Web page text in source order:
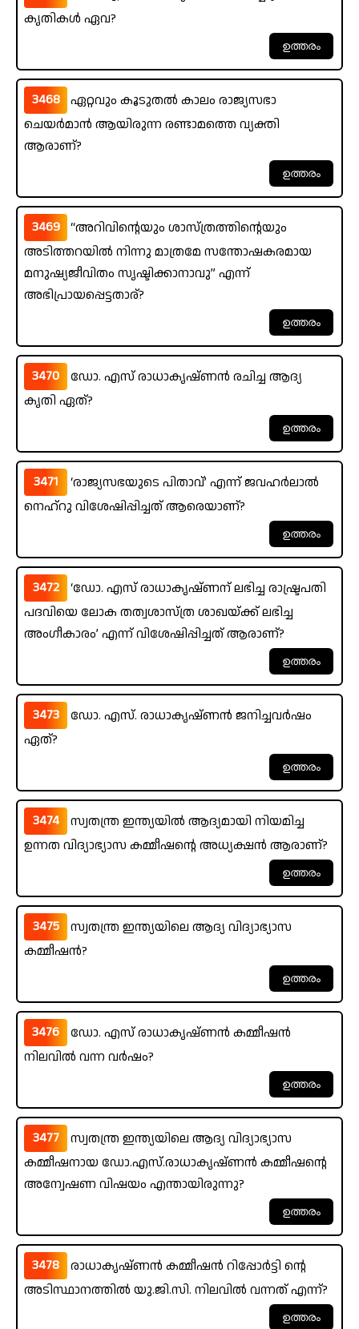
കൃതികൾ ഏവ?
3468 ഏറ്റവും കൂടുതൽ കാലം രാജ്യസഭാ
ചെയർമാൻ ആയിരുന്ന രണ്ടാമത്തെ വ്യക്തി
ആരാണ്?
3469 “അറിവിന്റെയും ശാസ്ത്രത്തിന്റെയും
അടിത്തറയിൽ നിന്നു മാത്രമേ സന്തോഷകരമായ
മനുഷ്യജീവിതം സൃഷ്ടിക്കാനാവു” എന്ന്
അഭിപ്രായപ്പെട്ടതാര്?
3470
ഡോ. എസ് രാധാകൃഷ്ണൻ രചിച്ച ആദ്യ
കൃതി ഏത്?
3471
‘രാജ്യസഭയുടെ പിതാവ്’ എന്ന് ജവഹർലാൽ
നെഹ്റു വിശേഷിപ്പിച്ചത് ആരെയാണ്?
3472
‘ഡോ. എസ് രാധാകൃഷ്ണന് ലഭിച്ച രാഷ്ട്രപതി
പദവിയെ ലോക തത്വശാസ്ത്ര ശാഖയ്ക്ക് ലഭിച്ച
അംഗീകാരം’ എന്ന് വിശേഷിപ്പിച്ചത് ആരാണ്?
3473
ഡോ. എസ്. രാധാകൃഷ്ണൻ ജനിച്ചവർഷം
ഏത്?
3474
സ്വതന്ത്ര ഇന്ത്യയിൽ ആദ്യമായി നിയമിച്ച
ഉന്നത വിദ്യാഭ്യാസ കമ്മീഷന്റെ അധ്യക്ഷൻ ആരാണ്?
3475
സ്വതന്ത്ര ഇന്ത്യയിലെ ആദ്യ വിദ്യാഭ്യാസ
കമ്മീഷൻ?
3476
ഡോ. എസ് രാധാകൃഷ്ണൻ കമ്മീഷൻ
നിലവിൽ വന്ന വർഷം?
3477
സ്വതന്ത്ര ഇന്ത്യയിലെ ആദ്യ വിദ്യാഭ്യാസ
കമ്മീഷനായ ഡോ.എസ്.രാധാകൃഷ്ണൻ കമ്മീഷന്റെ
അന്വേഷണ വിഷയം എന്തായിരുന്നു?
3478
രാധാകൃഷ്ണൻ കമ്മീഷൻ റിപ്പോർട്ടി ന്റെ
അടിസ്ഥാനത്തിൽ യു.ജി.സി. നിലവിൽ വന്നത് എന്ന്?